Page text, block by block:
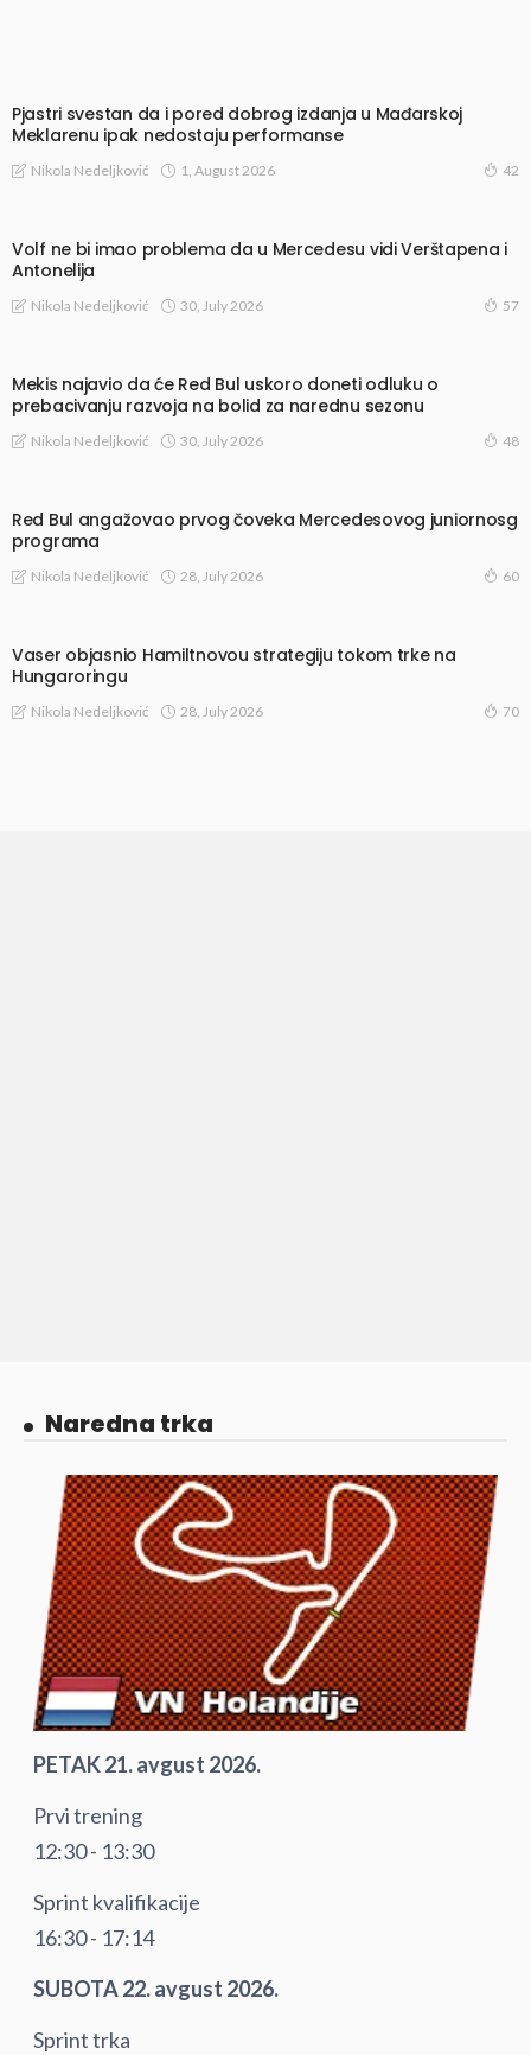
Pjastri svestan da i pored dobrog izdanja u Mađarskoj
Meklarenu ipak nedostaju performanse
Nikola Nedeljković 1, August 2026 42
Volf ne bi imao problema da u Mercedesu vidi Verštapena i
Antonelija
Nikola Nedeljković 30, July 2026 57
Mekis najavio da će Red Bul uskoro doneti odluku o
prebacivanju razvoja na bolid za narednu sezonu
Nikola Nedeljković 30, July 2026 48
Red Bul angažovao prvog čoveka Mercedesovog juniornosg
programa
Nikola Nedeljković 28, July 2026 60
Vaser objasnio Hamiltnovou strategiju tokom trke na
Hungaroringu
Nikola Nedeljković 28, July 2026 70
Naredna trka
PETAK 21. avgust 2026.
Prvi trening
12:30 - 13:30
Sprint kvalifikacije
16:30 - 17:14
SUBOTA 22. avgust 2026.
Sprint trka